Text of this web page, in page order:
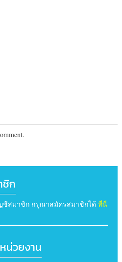
ชิก
ชีสมาชิก กรุณาสมัครสมาชิกได้ ที่นี่
น่วยงาน